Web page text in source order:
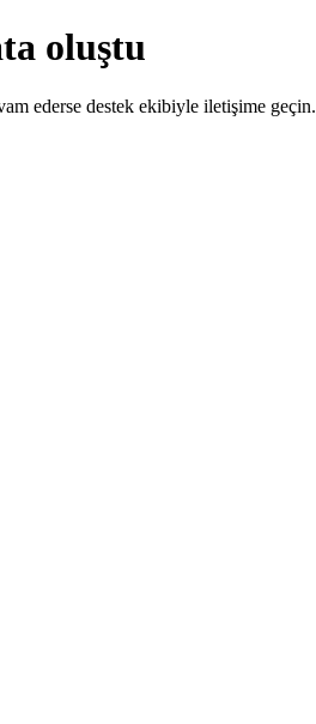
oluştu
ederse destek ekibiyle iletişime geçin.